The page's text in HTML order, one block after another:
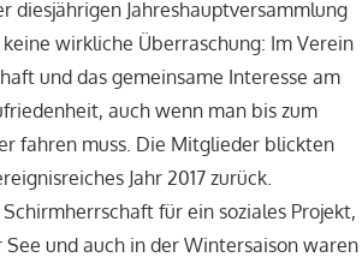
Jahreshauptversammlung
wirkliche Überraschung: Im Verein
und das gemeinsame Interesse am
auch wenn man bis zum
fahren muss. Die Mitglieder blickten
Jahr 2017 zurück.
für ein soziales Projekt,
und auch in der Wintersaison waren